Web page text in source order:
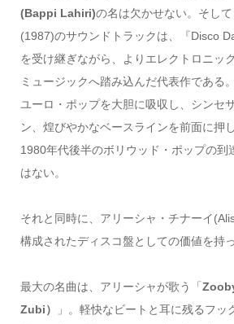
(Bappi Lahiri)の名は欠かせない。そして
(1987)のサウンドトラックは、『Disco
を受け継ぎながら、よりエレクトロニッ
ミュージックへ踏み込んだ代表作である
ユーロ・ポップを大胆に吸収し、シンセ
ン、煌びやかなベースラインを前面に押
1980年代後半のボリウッド・ポップの到
はない。
それと同時に、アリーシャ・チナーイ
構成されたディスコ盤としての価値を持っ
最大の名曲は、アリーシャが歌う「
Zubi）
」。軽快なビートと耳に残るフッ